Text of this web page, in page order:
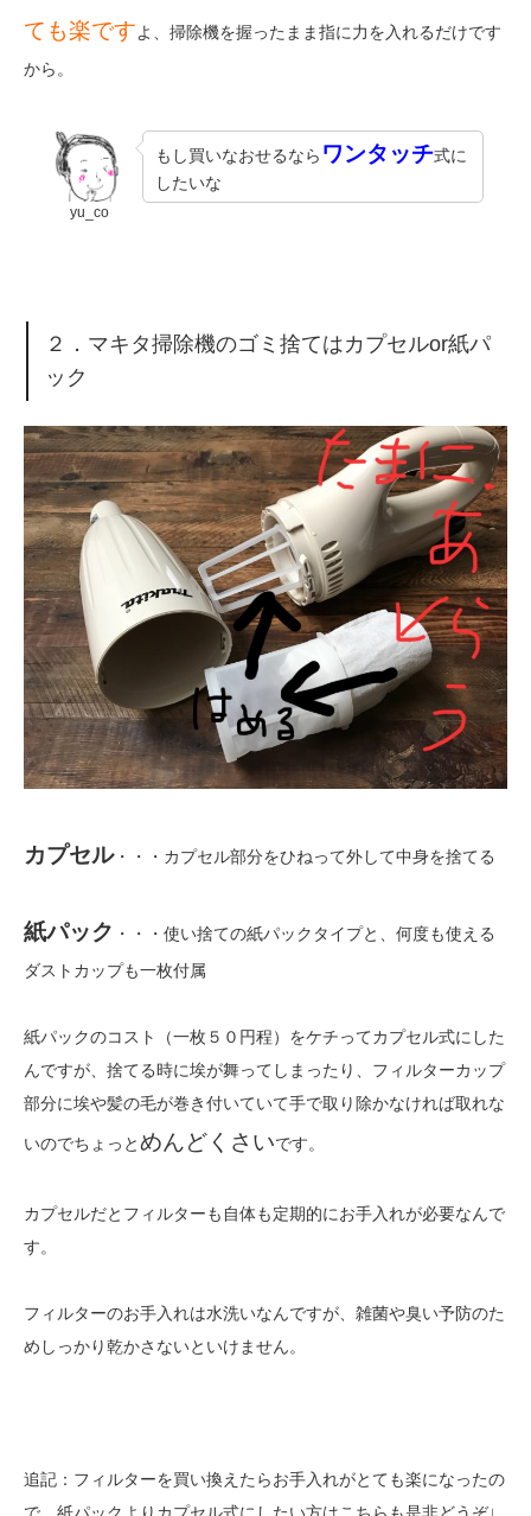
ても楽ですよ、掃除機を握ったまま指に力を入れるだけです
から。
yu_co
もし買いなおせるなら ワンタッチ式に
したいな
２．マキタ掃除機のゴミ捨てはカプセルor紙パ
ック
カプセル・・・カプセル部分をひねって外して中身を捨てる
紙パック ・・・使い捨ての紙パックタイプと、何度も使える
ダストカップも一枚付属
紙パックのコスト（一枚５０円程）をケチってカプセル式にした
んですが、捨てる時に埃が舞ってしまったり、フィルターカップ
部分に埃や髪の毛が巻き付いていて手で取り除かなければ取れな
いのでちょっとめんどくさいです。
カプセルだとフィルターも自体も定期的にお手入れが必要なんで
す。
フィルターのお手入れは水洗いなんですが、雑菌や臭い予防のた
めしっかり乾かさないといけません。
追記：フィルターを買い換えたらお手入れがとても楽になったの